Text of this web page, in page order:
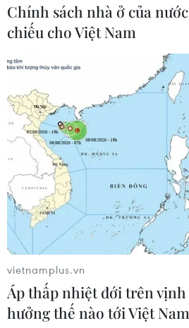
Chính sách nhà ở của
chiếu cho Việt Nam
vietnamplus.vn
Áp thấp nhiệt đới trên vịnh
hưởng thế nào tới Việt